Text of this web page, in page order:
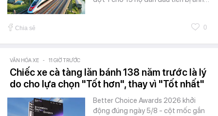
Chia sẻ 0
VĂN HÓA XE - 11 GIỜ TRƯỚC
Chiếc xe cà tàng lăn bánh 138 năm trước là lý
do cho lựa chọn "Tốt hơn", thay vì "Tốt nhất"
Better Choice Awards 2026 khởi
động đúng ngày 5/8 - cột mốc gắn